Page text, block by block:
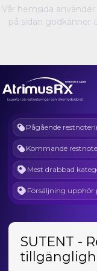
Pågående
Kommande
Mest drabbad
Försäljning upphör
SUTENT -
Vår hemsida
på sidan godkänner